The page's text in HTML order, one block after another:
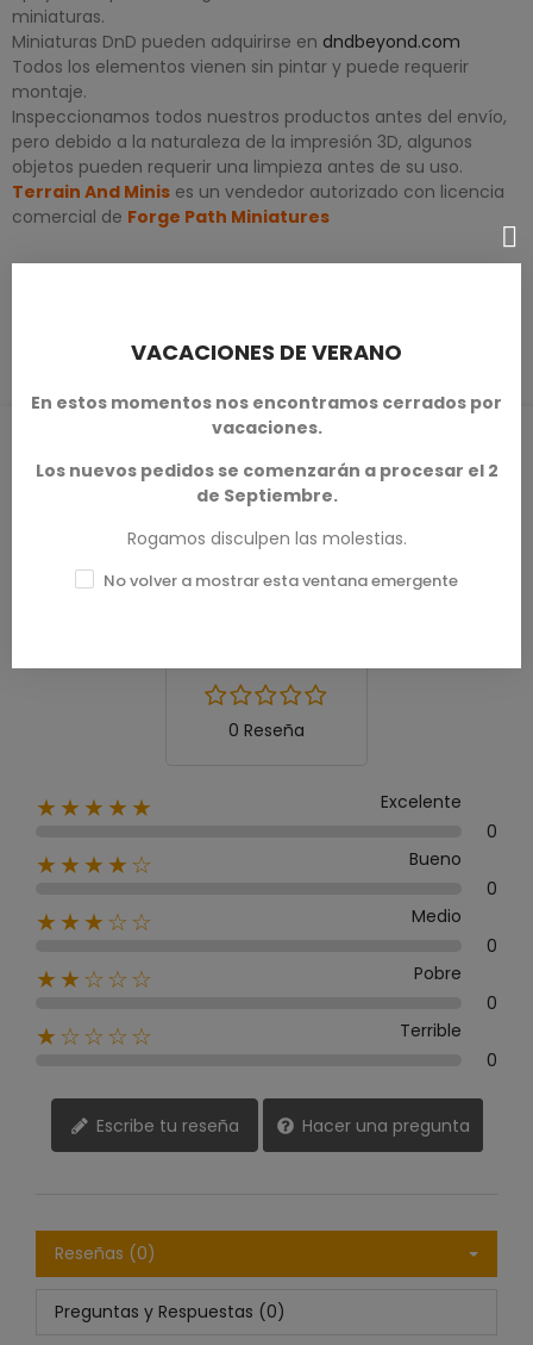
miniaturas.
Miniaturas DnD pueden adquirirse en dndbeyond.com
Todos los elementos vienen sin pintar y puede requerir
montaje.
Inspeccionamos todos nuestros productos antes del envío,
pero debido a la naturaleza de la impresión 3D, algunos
objetos pueden requerir una limpieza antes de su uso.
Terrain And Minis es un vendedor autorizado con licencia
comercial de Forge Path Miniatures
RESEÑAS DE PRODUCTOS / Q&A
0 Reseña
★★★★★
Excelente
0
★★★★☆
Bueno
0
★★★☆☆
Medio
0
★★☆☆☆
Pobre
0
★☆☆☆☆
Terrible
0
Escribe tu reseña Hacer una pregunta
Reseñas (0)
Preguntas y Respuestas (0)
VACACIONES DE VERANO
En estos momentos nos encontramos cerrados por
vacaciones.
Los nuevos pedidos se comenzarán a procesar el 2
de Septiembre.
Rogamos disculpen las molestias.
No volver a mostrar esta ventana emergente